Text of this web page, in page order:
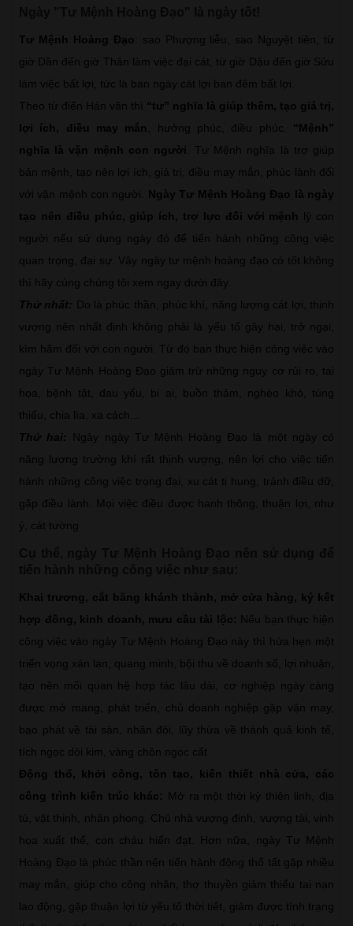
Tư Mệnh Hoàng Đạo : sao Phượng liễu, sao Nguyệt tiên, từ
giờ Dần đến giờ Thân làm việc đại cát, từ giờ Dậu đến giờ Sửu
làm việc bất lợi, tức là ban ngày cát lợi ban đêm bất lợi.
Theo từ điển Hán văn thì “tư” nghĩa là giúp thêm, tạo giá trị,
lợi ích, điều may mắn
, hưởng phúc, điều phúc. “Mệnh”
nghĩa là vận mệnh con người
. Tư Mệnh nghĩa là trợ giúp
bản mệnh, tạo nên lợi ích, giá trị, điều may mắn, phúc lành đối
với vận mệnh con người. Ngày Tư Mệnh Hoàng Đạo là ngày
tạo nên điều phúc, giúp ích, trợ lực đối với mệnh lý con
người nếu sử dụng ngày đó để tiến hành những công việc
quan trọng, đại sự. Vậy ngày tư mệnh hoàng đạo có tốt không
thì hãy cùng chúng tôi xem ngay dưới đây.
Thứ nhất: Do là phúc thần, phúc khí, năng lượng cát lợi, thịnh
vượng nên nhất định không phải là yếu tố gây hại, trở ngại,
kìm hãm đối với con người. Từ đó bạn thực hiện công việc vào
ngày Tư Mệnh Hoàng Đạo giảm trừ những nguy cơ rủi ro, tai
họa, bệnh tật, đau yếu, bi ai, buồn thảm, nghèo khó, túng
thiếu, chia lìa, xa cách...
Thứ hai:
Ngày ngày Tư Mệnh Hoàng Đạo là một ngày có
năng lượng trường khí rất thịnh vượng, nên lợi cho việc tiến
hành những công việc trọng đại, xu cát tị hung, tránh điều dữ,
gặp điều lành. Mọi việc điều được hanh thông, thuận lợi, như
ý, cát tường
Khai trương, cắt băng khánh thành, mở cửa hàng, ký kết
hợp đồng, kinh doanh, mưu cầu tài lộc: Nếu bạn thực hiện
công việc vào ngày Tư Mệnh Hoàng Đạo này thì hứa hẹn một
triển vọng xán lạn, quang minh, bội thu về doanh số, lợi nhuận,
tạo nên mối quan hệ hợp tác lâu dài, cơ nghiệp ngày càng
được mở mang, phát triển, chủ doanh nghiệp gặp vận may,
bạo phát về tài sản, nhân đôi, lũy thừa về thành quả kinh tế,
tích ngọc dôi kim, vàng chôn ngọc cất
Động thổ, khởi công, tôn tạo, kiến thiết nhà cửa, các
công trình kiến trúc khác:
Mở ra một thời kỳ thiên linh, địa
tú, vật thịnh, nhân phong. Chủ nhà vượng đinh, vượng tài, vinh
hoa xuất thế, con cháu hiển đạt. Hơn nữa, ngày Tư Mệnh
Hoàng Đạo là phúc thần nên tiến hành động thổ tất gặp nhiều
may mắn, giúp cho công nhân, thợ thuyền giảm thiểu tai nạn
lao động, gặp thuận lợi từ yếu tố thời tiết, giảm được tình trạng